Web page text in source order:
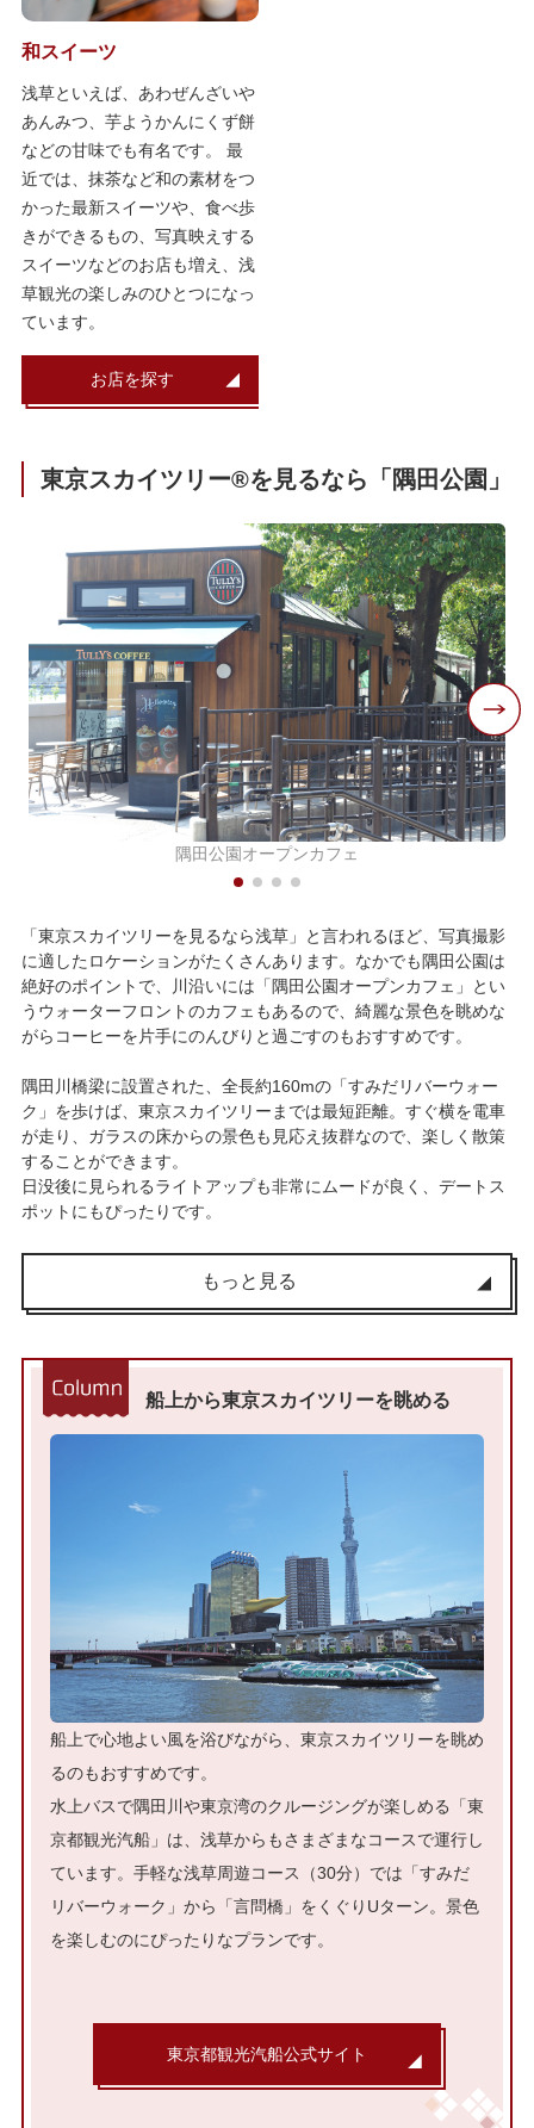
和スイーツ
浅草といえば、あわぜんざいや
あんみつ、芋ようかんにくず餅
などの甘味でも有名です。 最
近では、抹茶など和の素材をつ
かった最新スイーツや、食べ歩
きができるもの、写真映えする
スイーツなどのお店も増え、浅
草観光の楽しみのひとつになっ
ています。
お店を探す
東京スカイツリー®を見るなら「隅田公園」
隅田公園オープンカフェ
「東京スカイツリーを見るなら浅草」と言われるほど、写真撮影
に適したロケーションがたくさんあります。なかでも隅田公園は
絶好のポイントで、川沿いには「隅田公園オープンカフェ」とい
うウォーターフロントのカフェもあるので、綺麗な景色を眺めな
がらコーヒーを片手にのんびりと過ごすのもおすすめです。
隅田川橋梁に設置された、全長約160mの「すみだリバーウォー
ク」を歩けば、東京スカイツリーまでは最短距離。すぐ横を電車
が走り、ガラスの床からの景色も見応え抜群なので、楽しく散策
することができます。
日没後に見られるライトアップも非常にムードが良く、デートス
ポットにもぴったりです。
もっと見る
船上から東京スカイツリーを眺める
船上で心地よい風を浴びながら、東京スカイツリーを眺め
るのもおすすめです。
水上バスで隅田川や東京湾のクルージングが楽しめる「東
京都観光汽船」は、浅草からもさまざまなコースで運行し
ています。手軽な浅草周遊コース（30分）では「すみだ
リバーウォーク」から「言問橋」をくぐりUターン。景色
を楽しむのにぴったりなプランです。
東京都観光汽船公式サイト